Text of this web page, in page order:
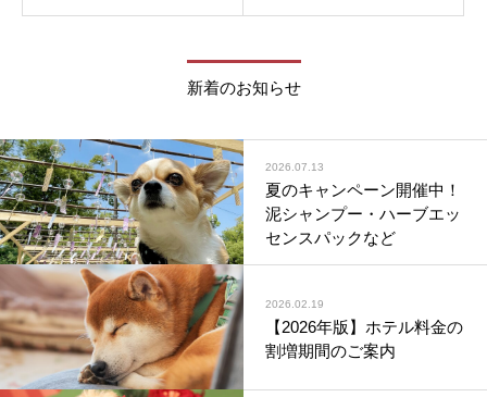
新着のお知らせ
2026.07.13
夏のキャンペーン開催中！
泥シャンプー・ハーブエッ
センスパックなど
2026.02.19
【2026年版】ホテル料金の
割増期間のご案内